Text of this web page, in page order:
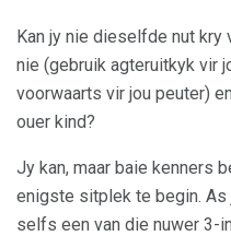
Kan jy nie dieselfde nut
nie (gebruik agteruitkyk vir
voorwaarts vir jou peuter)
ouer kind?
Jy kan, maar baie kenners
enigste sitplek te begin. As
selfs een van die nuwer 3-